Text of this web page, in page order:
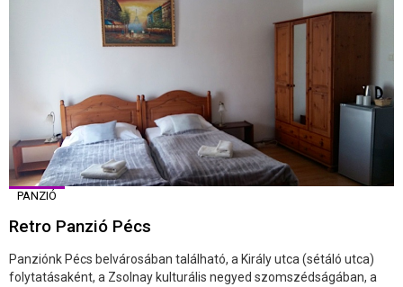
PANZIÓ
Retro Panzió Pécs
Panziónk Pécs belvárosában található, a Király utca (sétáló utca)
folytatásaként, a Zsolnay kulturális negyed szomszédságában, a